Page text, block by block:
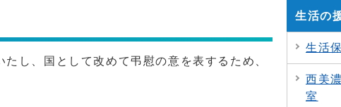
し、国として改めて弔慰の意を表するため、
生活の
生活
西美
室